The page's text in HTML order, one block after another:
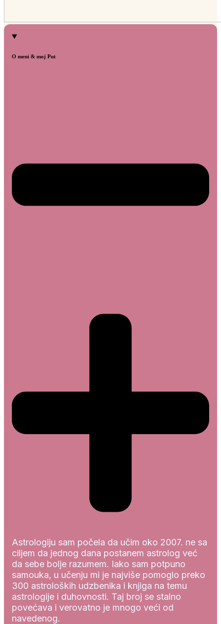
O meni & moj Put
Astrologiju sam počela da učim oko 2007. ne sa
ciljem da jednog dana postanem astrolog već
da sebe bolje razumem. Iako sam potpuno
samouka, u učenju mi je najviše pomoglo preko
300 astroloških udzbenika i knjiga na temu
astrologije i duhovnosti. Taj broj se stalno
povećava i verovatno je mnogo veći od
navedenog.